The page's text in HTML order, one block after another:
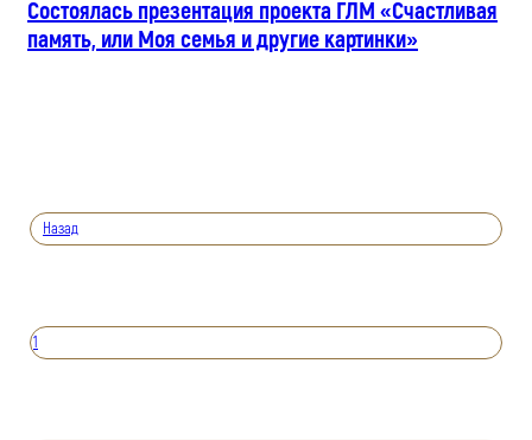
Состоялась презентация проекта ГЛМ «Счастливая
память, или Моя семья и другие картинки»
Назад
1